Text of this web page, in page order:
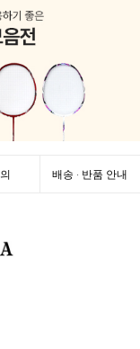
배송 · 반품 안내